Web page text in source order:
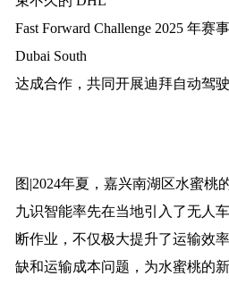
Fast Forward Challenge 2025 年
Dubai South
达成合作，共同开展迪拜自动驾
图|2024年夏，嘉兴南湖区水蜜桃
九识智能率先在当地引入了无人
断作业，不仅极大提升了运输效
缺和运输成本问题，为水蜜桃的